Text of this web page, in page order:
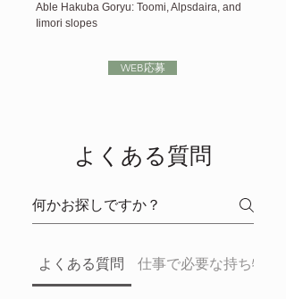
Able Hakuba Goryu: Toomi, Alpsdaira, and
Iimori slopes
WEB応募
よくある質問
よくある質問 仕事で必要な持ち物は